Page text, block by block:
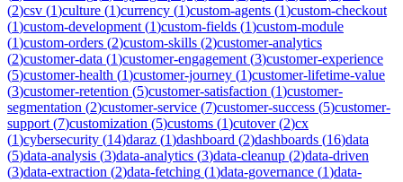
(2)csv (1)culture (1)currency (1)custom-agents (1)custom-checkout
(1)custom-development (1)custom-fields (1)custom-module
(1)custom-orders (2)custom-skills (2)customer-analytics
(2)customer-data (1)customer-engagement (3)customer-experience
(5)customer-health (1)customer-journey (1)customer-lifetime-value
(3)customer-retention (5)customer-satisfaction (1)customer-
segmentation (2)customer-service (7)customer-success (5)customer-
support (7)customization (5)customs (1)cutover(2)cx
(1)cybersecurity (14)daraz (1)dashboard (2)dashboards (16)data
(5)data-analysis (3)data-analytics (3)data-cleanup (2)data-driven
(3)data-extraction (2)data-fetching (1)data-governance (1)data-